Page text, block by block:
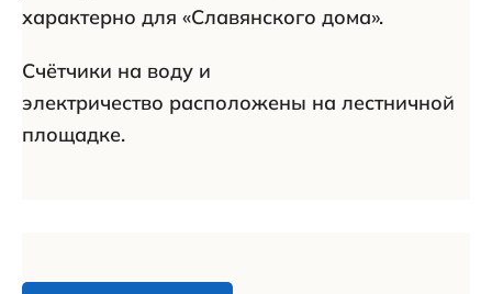
характерно для «Славянского дома».
Счётчики на воду и
электричество расположены на лестничной
площадке.